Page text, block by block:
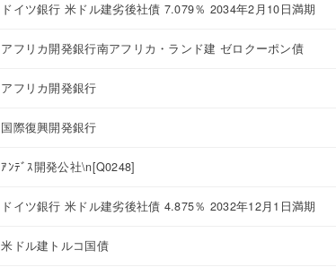
ドイツ銀行 米ドル建劣後社債 7.079％ 2034年2月10日満期
アフリカ開発銀行南アフリカ・ランド建 ゼロクーポン債
アフリカ開発銀行
国際復興開発銀行
ｱﾝﾃﾞｽ開発公社\n[Q0248]
ドイツ銀行 米ドル建劣後社債 4.875％ 2032年12月1日満期
米ドル建トルコ国債